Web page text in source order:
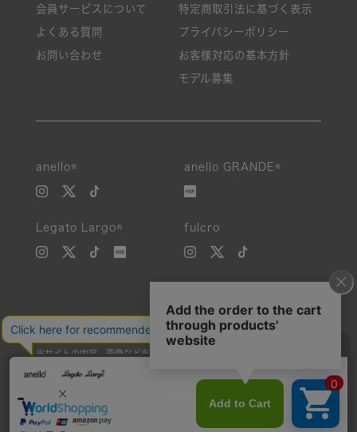
会員サービスについて
よくある質問
お問い合わせ
特定商取引法に基づく表示
プライバシーポリシー
お客様対応の基本方針
モデル募集
anello® anello GRANDE®
Legato Largo® fulcro
当サイトの内容、画像などを無断で複製、転載、第三者への譲渡などを
Unauthorized reproduction, duplication, or redistribution of any
images or content from this website is strictly prohibited.